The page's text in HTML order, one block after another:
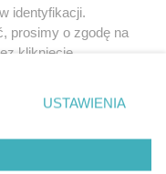
identyfikacji.
prosimy o zgodę na
kliknięcie
prywatności
strony
zgody
się takiemu
USTAWIENIA